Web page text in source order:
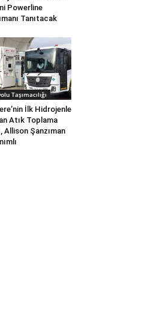
Powerline
Tanıtacak
Taşımacılığı
İlk Hidrojenle
Atık Toplama
Allison Şanzıman